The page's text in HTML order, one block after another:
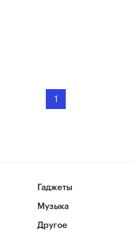
1
Гаджеты
Музыка
Другое